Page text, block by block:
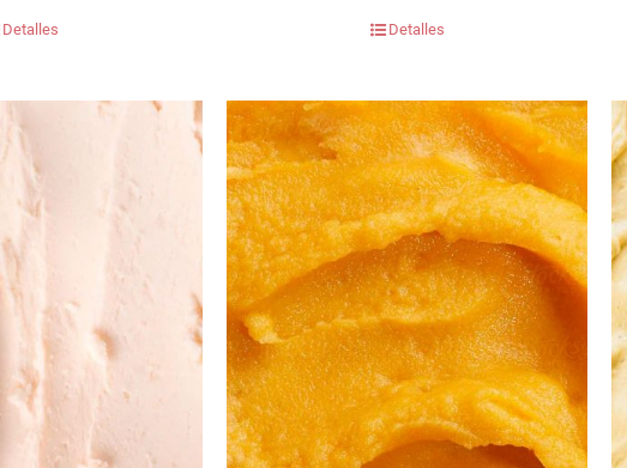
Detalles Detalles